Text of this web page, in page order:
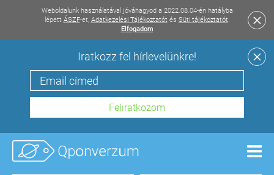
Weboldalunk használatával jóváhagyod a 2022.08.04-én hatályba
lépett ÁSZF-et, Adatkezelési Tájékoztatót és Süti tájékoztatót.
Elfogadom
Iratkozz fel hírlevelünkre!